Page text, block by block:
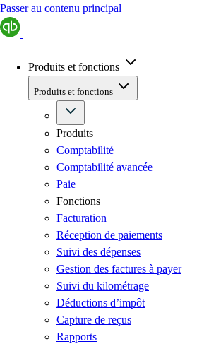
Passer au contenu principal
Produits et fonctions
Produits et fonctions
Produits
Comptabilité
Comptabilité avancée
Paie
Fonctions
Facturation
Réception de paiements
Suivi des dépenses
Gestion des factures à payer
Suivi du kilométrage
Déductions d’impôt
Capture de reçus
Rapports